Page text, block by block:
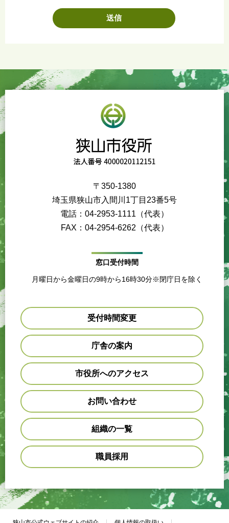
〒350-1380
埼玉県狭山市入間川1丁目23番5号
電話：04-2953-1111（代表）
FAX：04-2954-6262（代表）
窓口受付時間
月曜日から金曜日の9時から16時30分※閉庁日を除く
受付時間変更
庁舎の案内
市役所へのアクセス
お問い合わせ
組織の一覧
職員採用